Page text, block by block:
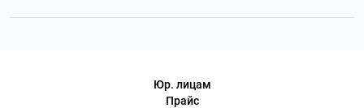
Юр. лицам
Прайс